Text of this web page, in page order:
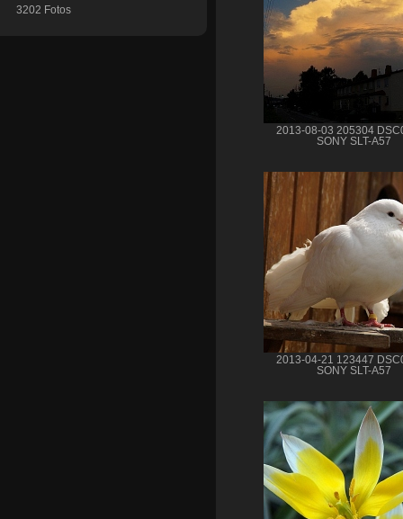
3202 Fotos
2013-08-03 205304
SONY SLT-A57
2013-04-21 123447
SONY SLT-A57